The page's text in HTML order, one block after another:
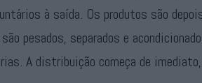
à saída. Os produtos são
pesados, separados e
A distribuição começa de